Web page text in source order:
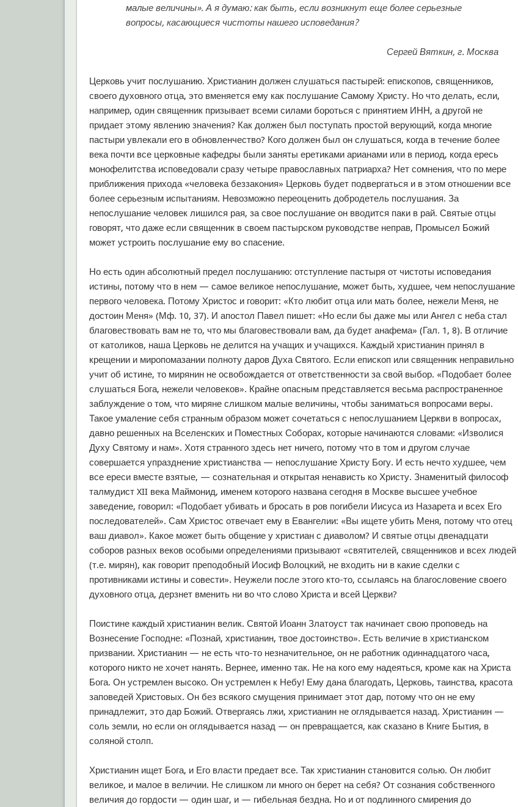
малые величины». А я думаю: как быть, если возникнут еще более серьезные
вопросы, касающиеся чистоты нашего исповедания?
Сергей Вяткин, г. Москва
Церковь учит послушанию. Христианин должен слушаться пастырей: епископов, священников,
своего духовного отца, это вменяется ему как послушание Самому Христу. Но что делать, если,
например, один священник призывает всеми силами бороться с принятием ИНН, а другой не
придает этому явлению значения? Как должен был поступать простой верующий, когда многие
пастыри увлекали его в обновленчество? Кого должен был он слушаться, когда в течение более
века почти все церковные кафедры были заняты еретиками арианами или в период, когда ересь
монофелитства исповедовали сразу четыре православных патриарха? Нет сомнения, что по мере
приближения прихода «человека беззакония» Церковь будет подвергаться и в этом отношении все
более серьезным испытаниям. Невозможно переоценить добродетель послушания. За
непослушание человек лишился рая, за свое послушание он вводится паки в рай. Святые отцы
говорят, что даже если священник в своем пастырском руководстве неправ, Промысел Божий
может устроить послушание ему во спасение.
Но есть один абсолютный предел послушанию: отступление пастыря от чистоты исповедания
истины, потому что в нем — самое великое непослушание, может быть, худшее, чем непослушание
первого человека. Потому Христос и говорит: «Кто любит отца или мать более, нежели Меня, не
достоин Меня» (Мф. 10, 37). И апостол Павел пишет: «Но если бы даже мы или Ангел с неба стал
благовествовать вам не то, что мы благовествовали вам, да будет анафема» (Гал. 1, 8). В отличие
от католиков, наша Церковь не делится на учащих и учащихся. Каждый христианин принял в
крещении и миропомазании полноту даров Духа Святого. Если епископ или священник неправильно
учит об истине, то мирянин не освобождается от ответственности за свой выбор. «Подобает более
слушаться Бога, нежели человеков». Крайне опасным представляется весьма распространенное
заблуждение о том, что миряне слишком малые величины, чтобы заниматься вопросами веры.
Такое умаление себя странным образом может сочетаться с непослушанием Церкви в вопросах,
давно решенных на Вселенских и Поместных Соборах, которые начинаются словами: «Изволися
Духу Святому и нам». Хотя странного здесь нет ничего, потому что в том и другом случае
совершается упразднение христианства — непослушание Христу Богу. И есть нечто худшее, чем
все ереси вместе взятые, — сознательная и открытая ненависть ко Христу. Знаменитый философ
талмудист XII века Маймонид, именем которого названа сегодня в Москве высшее учебное
заведение, говорил: «Подобает убивать и бросать в ров погибели Иисуса из Назарета и всех Его
последователей». Сам Христос отвечает ему в Евангелии: «Вы ищете убить Меня, потому что отец
ваш диавол». Какое может быть общение у христиан с диаволом? И святые отцы двенадцати
соборов разных веков особыми определениями призывают «святителей, священников и всех людей
(т.е. мирян), как говорит преподобный Иосиф Волоцкий, не входить ни в какие сделки с
противниками истины и совести». Неужели после этого кто-то, ссылаясь на благословение своего
духовного отца, дерзнет вменить ни во что слово Христа и всей Церкви?
Поистине каждый христианин велик. Святой Иоанн Златоуст так начинает свою проповедь на
Вознесение Господне: «Познай, христианин, твое достоинство». Есть величие в христианском
призвании. Христианин — не есть что-то незначительное, он не работник одиннадцатого часа,
которого никто не хочет нанять. Вернее, именно так. Не на кого ему надеяться, кроме как на Христа
Бога. Он устремлен высоко. Он устремлен к Небу! Ему дана благодать, Церковь, таинства, красота
заповедей Христовых. Он без всякого смущения принимает этот дар, потому что он не ему
принадлежит, это дар Божий. Отвергаясь лжи, христианин не оглядывается назад. Христианин —
соль земли, но если он оглядывается назад — он превращается, как сказано в Книге Бытия, в
соляной столп.
Христианин ищет Бога, и Его власти предает все. Так христианин становится солью. Он любит
великое, и малое в величии. Не слишком ли много он берет на себя? От сознания собственного
величия до гордости — один шаг, и — гибельная бездна. Но и от подлинного смирения до